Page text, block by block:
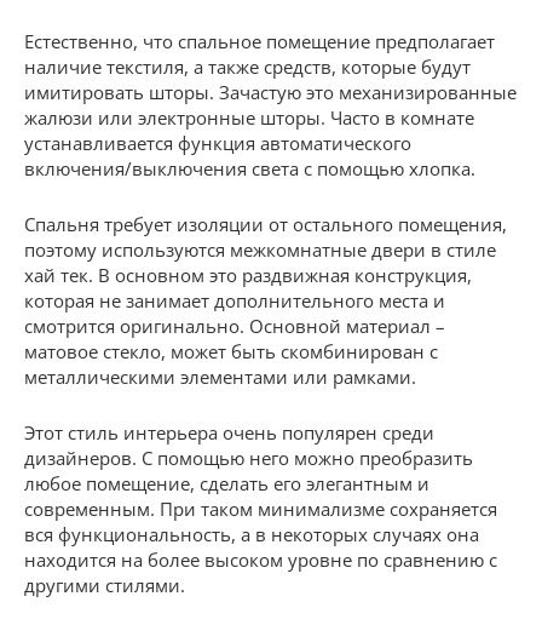
Естественно, что спальное помещение предполагает
наличие текстиля, а также средств, которые будут
имитировать шторы. Зачастую это механизированные
жалюзи или электронные шторы. Часто в комнате
устанавливается функция автоматического
включения/выключения света с помощью хлопка.
Спальня требует изоляции от остального помещения,
поэтому используются межкомнатные двери в стиле
хай тек. В основном это раздвижная конструкция,
которая не занимает дополнительного места и
смотрится оригинально. Основной материал –
матовое стекло, может быть скомбинирован с
металлическими элементами или рамками.
Этот стиль интерьера очень популярен среди
дизайнеров. С помощью него можно преобразить
любое помещение, сделать его элегантным и
современным. При таком минимализме сохраняется
вся функциональность, а в некоторых случаях она
находится на более высоком уровне по сравнению с
другими стилями.